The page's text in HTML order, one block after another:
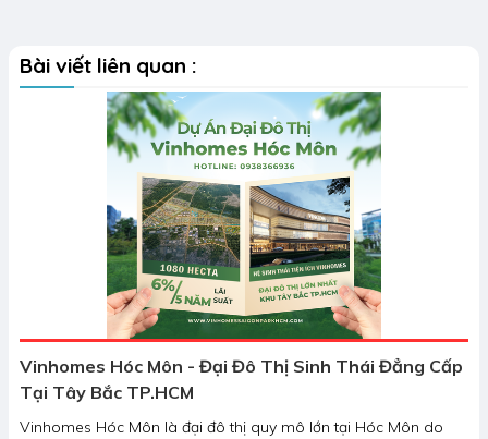
Bài viết liên quan :
Vinhomes Hóc Môn - Đại Đô Thị Sinh Thái Đẳng Cấp
Tại Tây Bắc TP.HCM
Vinhomes Hóc Môn là đại đô thị quy mô lớn tại Hóc Môn do